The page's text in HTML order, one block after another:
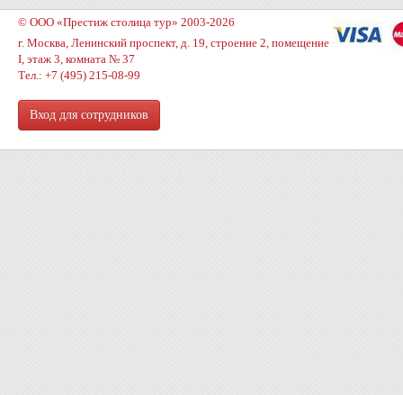
© ООО «Престиж столица тур» 2003-2026
г. Москва, Ленинский проспект, д. 19, строение 2, помещение
I, этаж 3, комната № 37
Тел.: +7 (495) 215-08-99
Вход для сотрудников